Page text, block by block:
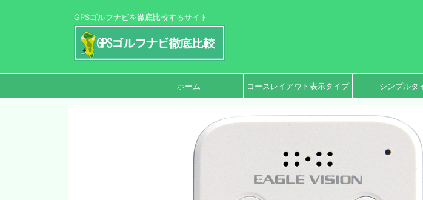
GPSゴルフナビを徹底比較するサイト
ホーム コースレイアウト表示タイプ シンプルタ